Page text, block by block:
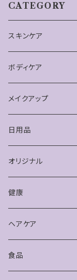
CATEGORY
スキンケア
ボディケア
メイクアップ
日用品
オリジナル
健康
アクセサリー
健康
ヘアケア
食品